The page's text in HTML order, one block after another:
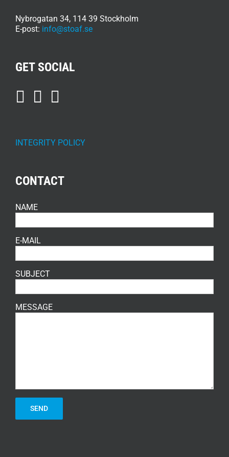
Nybrogatan 34, 114 39 Stockholm
E-post: info@stoaf.se
GET SOCIAL
INTEGRITY POLICY
CONTACT
NAME
E-MAIL
SUBJECT
MESSAGE